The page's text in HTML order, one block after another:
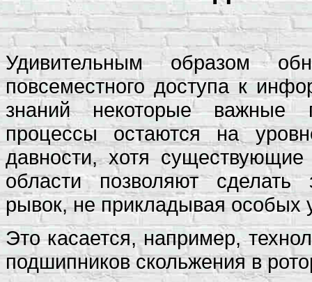
Удивительным образом
повсеместного доступа к
знаний некоторые важные
процессы остаются на
давности, хотя
области позволяют сделать
рывок, не прикладывая особых
Это касается, например,
подшипников скольжения в